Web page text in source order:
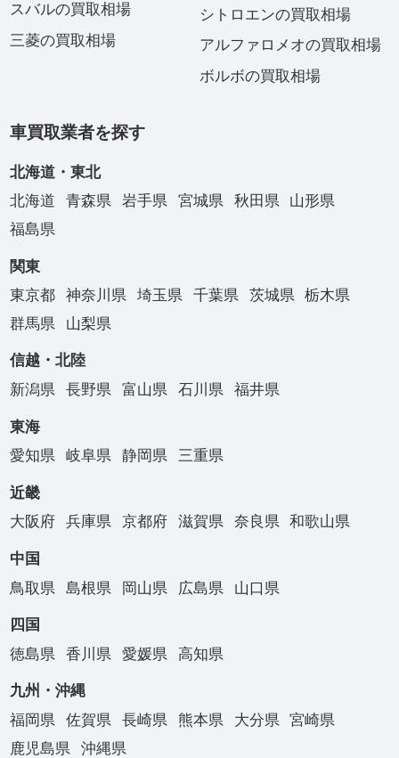
スバルの買取相場
三菱の買取相場
シトロエンの買取相場
アルファロメオの買取相場
ボルボの買取相場
車買取業者を探す
北海道・東北
北海道
青森県 岩手県 宮城県 秋田県
山形県
福島県
関東
東京都
神奈川県 埼玉県 千葉県 茨城県
栃木県
群馬県
山梨県
信越・北陸
新潟県
長野県 富山県 石川県 福井県
東海
愛知県
岐阜県 静岡県 三重県
近畿
大阪府
兵庫県 京都府 滋賀県 奈良県 和歌山県
中国
鳥取県
島根県 岡山県 広島県 山口県
四国
徳島県
香川県 愛媛県 高知県
九州・沖縄
福岡県
佐賀県 長崎県 熊本県 大分県
宮崎県
鹿児島県
沖縄県